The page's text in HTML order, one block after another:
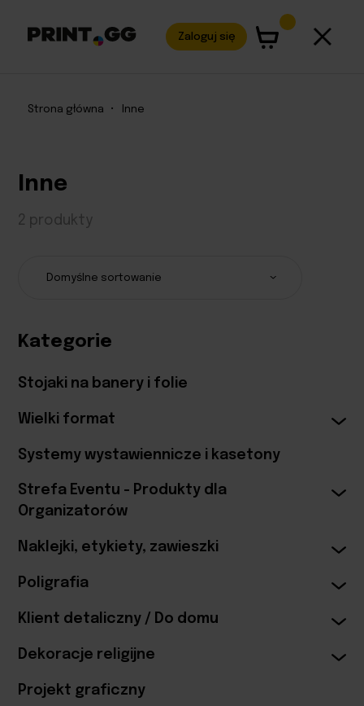
Zaloguj się
Strona główna • Inne
Inne
2 produkty
Kategorie
Stojaki na banery i folie
Wielki format
Systemy wystawiennicze i kasetony
Strefa Eventu - Produkty dla
Organizatorów
Naklejki, etykiety, zawieszki
Poligrafia
Klient detaliczny / Do domu
Dekoracje religijne
Projekt graficzny